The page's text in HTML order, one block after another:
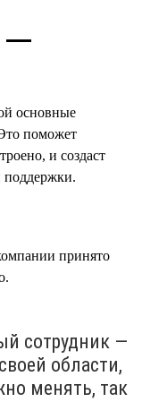
—
основные
поможет
и создаст
поддержки.
принято
сотрудник —
области,
менять, так